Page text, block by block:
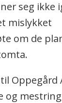
seg ikke
mislykket
om de
Oppegård